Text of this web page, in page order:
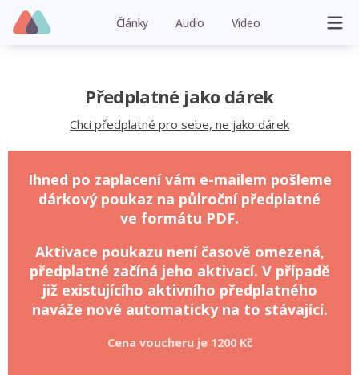
Články Audio Video
Předplatné jako dárek
Chci předplatné pro sebe, ne jako dárek
Ihned po zaplacení vám e-mailem pošleme
dárkový poukaz na půlroční předplatné
ve formátu PDF.
Aktivace poukazu není časově omezená,
předplatné začíná jeho aktivací. V případě
již existujícího aktivního předplatného
naváže nové automaticky na to stávající.
Cena voucheru je 1200 Kč